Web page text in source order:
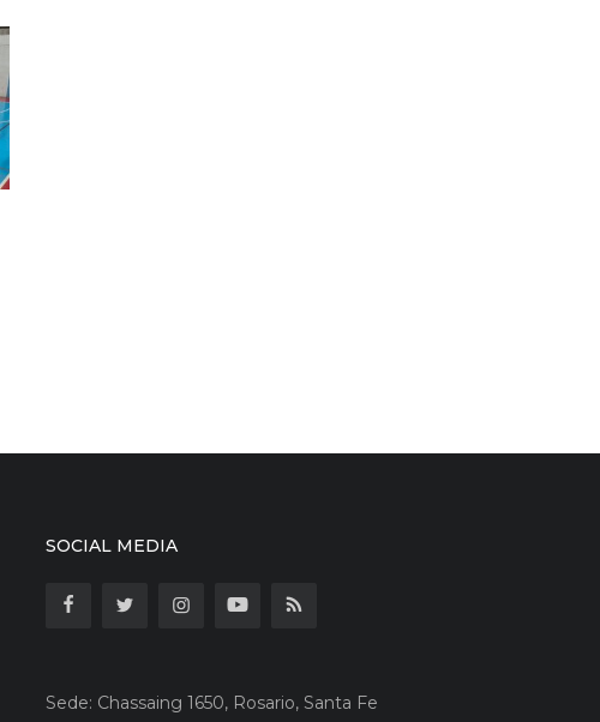
SOCIAL MEDIA
Sede: Chassaing 1650, Rosario, Santa Fe